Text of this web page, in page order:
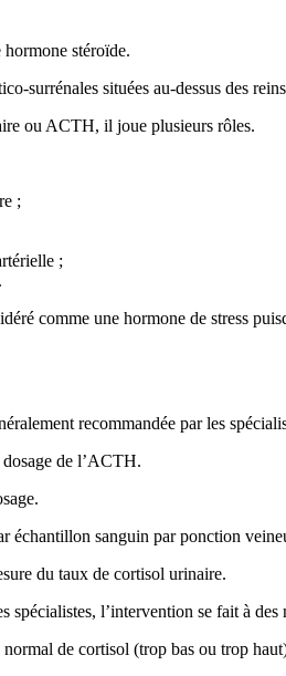
stéroïde.
surrénales situées au-dessus des
ou ACTH, il joue plusieurs rôles.
;
;
comme une hormone de stress
recommandée par les
dosage de l’ACTH.
échantillon sanguin par ponction
du taux de cortisol urinaire.
spécialistes, l’intervention se fait à
de cortisol (trop bas ou trop